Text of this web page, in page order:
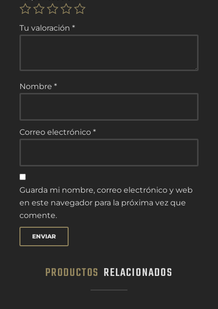
Tu valoración *
Nombre *
Correo electrónico *
Guarda mi nombre, correo electrónico y web
en este navegador para la próxima vez que
comente.
PRODUCTOS RELACIONADOS